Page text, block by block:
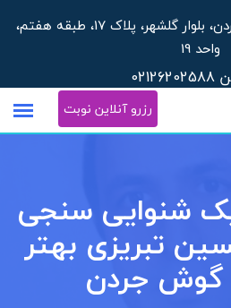
آدرس تهران، خیابان جردن، بلوار گلشهر، پلاک 17، طبقه هفتم،
واحد 19
02126202588
رزرو آنلاین نوبت
شنوایی سنجی
تبریزی بهتر
جردن